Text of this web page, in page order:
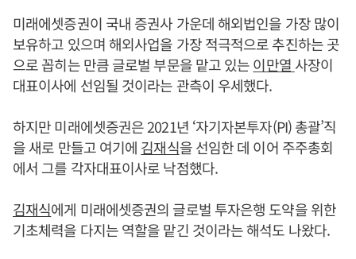
미래에셋증권이 국내 증권사 가운데 해외법인을 가장 많이
보유하고 있으며 해외사업을 가장 적극적으로 추진하는 곳
으로 꼽히는 만큼 글로벌 부문을 맡고 있는이만열 사장이
대표이사에 선임될 것이라는 관측이 우세했다.
하지만 미래에셋증권은 2021년 ‘자기자본투자(PI) 총괄’직
을 새로 만들고 여기에 김재식을 선임한 데 이어 주주총회
에서 그를 각자대표이사로 낙점했다.
김재식에게 미래에셋증권의 글로벌 투자은행 도약을 위한
기초체력을 다지는 역할을 맡긴 것이라는 해석도 나왔다.